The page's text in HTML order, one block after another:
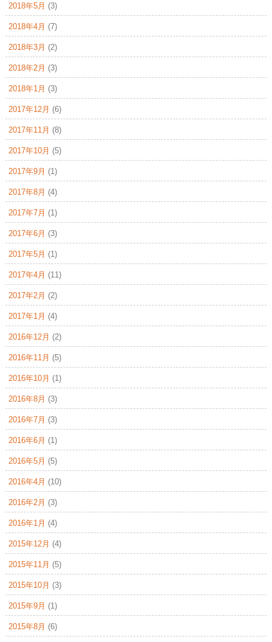
2018年5月 (3)
2018年4月 (7)
2018年3月 (2)
2018年2月 (3)
2018年1月 (3)
2017年12月 (6)
2017年11月 (8)
2017年10月 (5)
2017年9月 (1)
2017年8月 (4)
2017年7月 (1)
2017年6月 (3)
2017年5月 (1)
2017年4月 (11)
2017年2月 (2)
2017年1月 (4)
2016年12月 (2)
2016年11月 (5)
2016年10月 (1)
2016年8月 (3)
2016年7月 (3)
2016年6月 (1)
2016年5月 (5)
2016年4月 (10)
2016年2月 (3)
2016年1月 (4)
2015年12月 (4)
2015年11月 (5)
2015年10月 (3)
2015年9月 (1)
2015年8月 (6)